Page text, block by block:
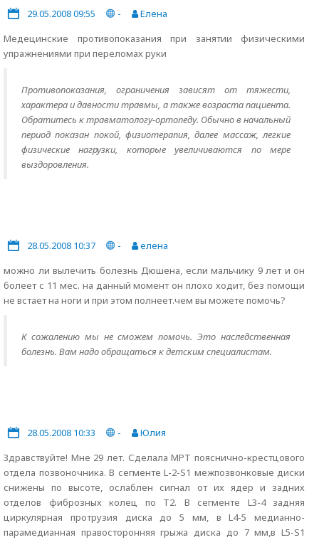
29.05.2008 09:55 -
Елена
Медецинские противопоказания при занятии физическими
упражнениями при переломах руки
Противопоказания, ограничения зависят от тяжести,
характера и давности травмы, а также возраста пациента.
Обратитесь к травматологу-ортопеду. Обычно в начальный
период показан покой, физиотерапия, далее массаж, легкие
физические нагрузки, которые увеличиваются по мере
выздоровления.
28.05.2008 10:37 -
елена
можно ли вылечить болезнь Дюшена, если мальчику 9 лет и он
болеет с 11 мес. на данный момент он плохо ходит, без помощи
не встает на ноги и при этом полнеет.чем вы можете помочь?
К сожалению мы не сможем помочь. Это наследственная
болезнь. Вам надо обращаться к детским специалистам.
28.05.2008 10:33 -
Юлия
Здравствуйте! Мне 29 лет. Сделала МРТ пояснично-крестцового
отдела позвоночника. В сегменте L-2-S1 межпозвонковые диски
снижены по высоте, ослаблен сигнал от их ядер и задних
отделов фиброзных колец по Т2. В сегменте L3-4 задняя
циркулярная протрузия диска до 5 мм, в L4-5 медианно-
парамедианная правосторонняя грыжа диска до 7 мм,в L5-S1